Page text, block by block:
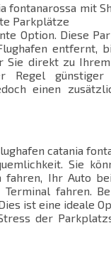
fontanarossa mit
Parkplätze
Option. Diese
entfernt,
Sie direkt zu
Regel günstiger
einen
catania
Sie
fahren, Ihr Auto
fahren.
ist eine ideale
der